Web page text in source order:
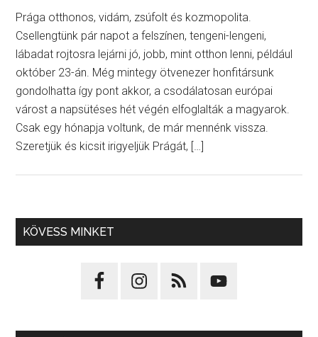
Prága otthonos, vidám, zsúfolt és kozmopolita.
Csellengtünk pár napot a felszínen, tengeni-lengeni,
lábadat rojtosra lejárni jó, jobb, mint otthon lenni, például
október 23-án. Még mintegy ötvenezer honfitársunk
gondolhatta így pont akkor, a csodálatosan európai
várost a napsütéses hét végén elfoglalták a magyarok.
Csak egy hónapja voltunk, de már mennénk vissza.
Szeretjük és kicsit irigyeljük Prágát, […]
KÖVESS MINKET